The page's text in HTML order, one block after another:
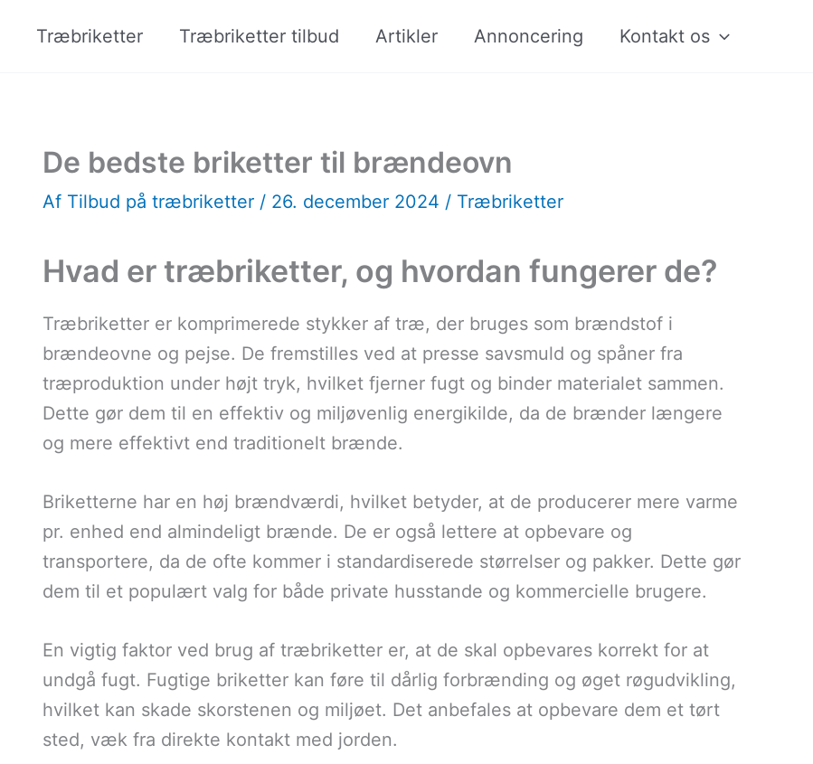
Træbriketter Træbriketter tilbud Artikler Annoncering Kontakt os
De bedste briketter til brændeovn
Af Tilbud på træbriketter / 26. december 2024 / Træbriketter
Hvad er træbriketter, og hvordan fungerer de?
Træbriketter er komprimerede stykker af træ, der bruges som brændstof i
brændeovne og pejse. De fremstilles ved at presse savsmuld og spåner fra
træproduktion under højt tryk, hvilket fjerner fugt og binder materialet sammen.
Dette gør dem til en effektiv og miljøvenlig energikilde, da de brænder længere
og mere effektivt end traditionelt brænde.
Briketterne har en høj brændværdi, hvilket betyder, at de producerer mere varme
pr. enhed end almindeligt brænde. De er også lettere at opbevare og
transportere, da de ofte kommer i standardiserede størrelser og pakker. Dette gør
dem til et populært valg for både private husstande og kommercielle brugere.
En vigtig faktor ved brug af træbriketter er, at de skal opbevares korrekt for at
undgå fugt. Fugtige briketter kan føre til dårlig forbrænding og øget røgudvikling,
hvilket kan skade skorstenen og miljøet. Det anbefales at opbevare dem et tørt
sted, væk fra direkte kontakt med jorden.